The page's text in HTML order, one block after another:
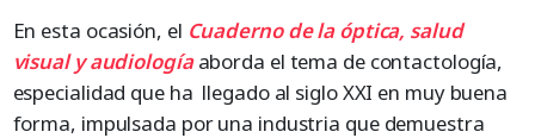
En esta ocasión, el Cuaderno de la óptica, salud
visual y audiologíaaborda el tema de contactología,
especialidad que ha llegado al siglo XXI en muy buena
forma, impulsada por una industria que demuestra